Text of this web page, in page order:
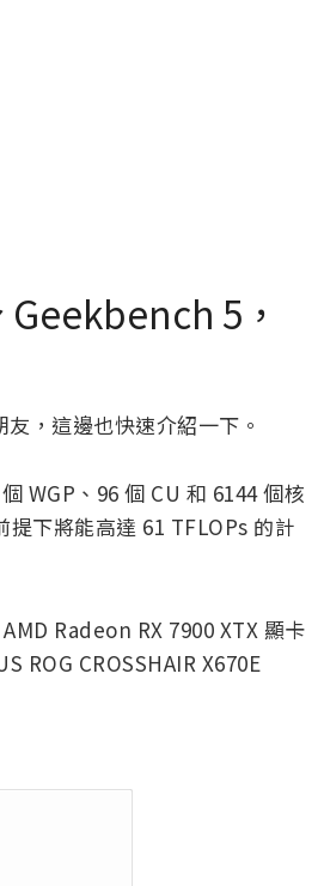
Geekbench 5，
，這邊也快速介紹一下。
WGP、96 個 CU 和 6144 個核
下將能高達 61 TFLOPs 的計
Radeon RX 7900 XTX 顯卡
ROG CROSSHAIR X670E